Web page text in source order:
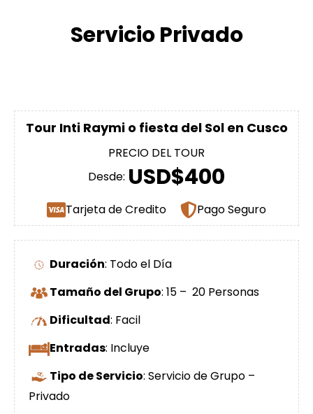
Servicio Privado
Tour Inti Raymi o fiesta del Sol en Cusco
PRECIO DEL TOUR
Desde: USD$400
Tarjeta de Credito Pago Seguro
Duración: Todo el Día
Tamaño del Grupo: 15 – 20 Personas
Dificultad: Facil
Entradas: Incluye
Tipo de Servicio: Servicio de Grupo –
Privado